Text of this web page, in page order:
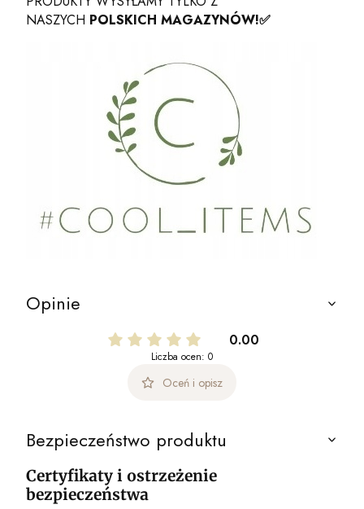
NASZYCH POLSKICH MAGAZYNÓW!✅
Opinie
0.00
Liczba ocen: 0
Oceń i opisz
Bezpieczeństwo produktu
Certyfikaty i ostrzeżenie
bezpieczeństwa